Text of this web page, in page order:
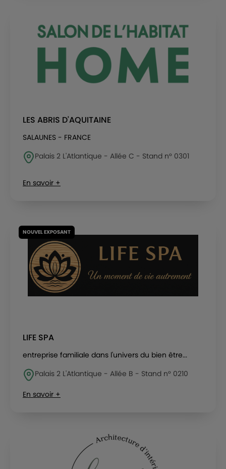
LES ABRIS D'AQUITAINE
SALAUNES - FRANCE
Palais 2 L'Atlantique - Allée C - Stand n° 0301
En savoir +
NOUVEL EXPOSANT
LIFE SPA
entreprise familiale dans l'univers du bien être...
Palais 2 L'Atlantique - Allée B - Stand n° 0210
En savoir +